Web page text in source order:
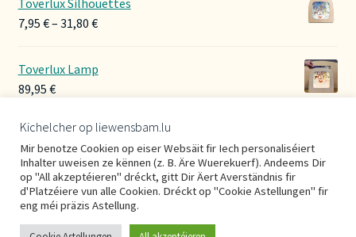
7,95 €– 31,80 €Preisspanne:
Toverlux Lamp
89,95 €
Hoerbänner Wollwalk
29,00€
Kichelcher op liewensbam.lu
Mir benotze Cookien op eiser Websäit fir Iech personaliséiert
Inhalter uweisen ze kënnen (z. B. Äre Wuerekuerf). Andeems Dir
op "All akzeptéieren" dréckt, gitt Dir Äert Averständnis fir
d'Platzéiere vun alle Cookien. Dréckt op "Cookie Astellungen" fir
eng méi präzis Astellung.